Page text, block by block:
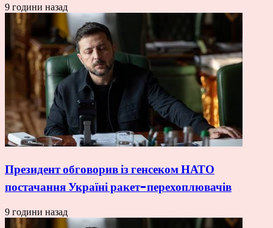
9 години назад
Президент обговорив із генсеком НАТО
постачання Україні ракет-перехоплювачів
9 години назад